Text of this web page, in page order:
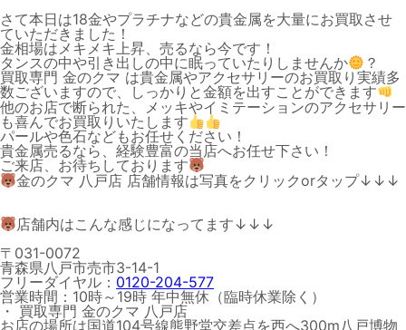
さて本日は18金やプラチナなどの貴金属を大量にお買取させ
ていただきました！
金相場はメキメキ上昇、売るなら今です！
タンスの中や引き出しの中に眠っていたりしませんか
？
買取専門 金のクマ は貴金属やアクセサリーのお買取り実績多
数ございますので、しっかりと金額を出すことができます
他のお店で断られた、メッキやイミテーションのアクセサリー
も喜んでお買取りいたします
パールや色石などもお任せください！
貴金属売るなら、経験豊富の当店へお任せ下さい！
ご来店、お待ちしております
金のクマ 八戸店 店舗情報は写真をクリックorタップ↓↓↓
店舗内はこんな感じになってます↓↓↓
〒031-0072
青森県八戸市売市3-14-1
フリーダイヤル： 0120-204-577
営業時間：10時～19時 年中無休（臨時休業除く）
・ 買取専門 金のクマ 八戸店
お店の場所は国道104号線熊野堂交差点を西へ300m八戸博物